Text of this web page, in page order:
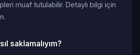
muaf tutulabilir. Detaylı bilgi için
saklamalıyım?